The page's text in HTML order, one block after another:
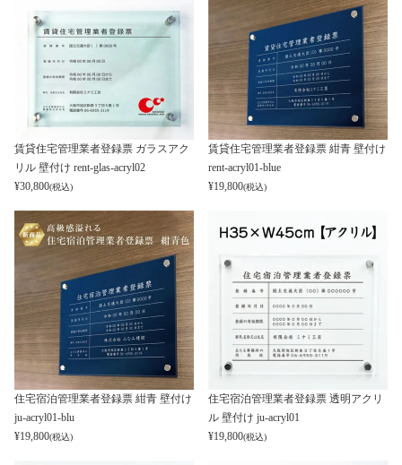
賃貸住宅管理業者登録票 ガラスアク
リル 壁付け rent-glas-acryl02
¥30,800(税込)
賃貸住宅管理業者登録票 紺青 壁付け
rent-acryl01-blue
¥19,800(税込)
住宅宿泊管理業者登録票 紺青 壁付け
ju-acryl01-blu
¥19,800(税込)
住宅宿泊管理業者登録票 透明アクリ
ル 壁付け ju-acryl01
¥19,800(税込)